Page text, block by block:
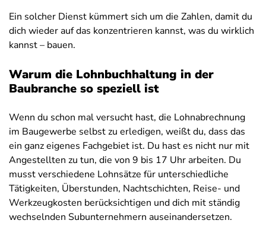
Ein solcher Dienst kümmert sich um die Zahlen, damit du
dich wieder auf das konzentrieren kannst, was du wirklich
kannst – bauen.
Warum die Lohnbuchhaltung in der
Baubranche so speziell ist
Wenn du schon mal versucht hast, die Lohnabrechnung
im Baugewerbe selbst zu erledigen, weißt du, dass das
ein ganz eigenes Fachgebiet ist. Du hast es nicht nur mit
Angestellten zu tun, die von 9 bis 17 Uhr arbeiten. Du
musst verschiedene Lohnsätze für unterschiedliche
Tätigkeiten, Überstunden, Nachtschichten, Reise- und
Werkzeugkosten berücksichtigen und dich mit ständig
wechselnden Subunternehmern auseinandersetzen.